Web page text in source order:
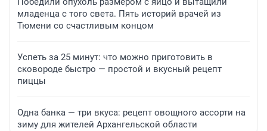
младенца с того света. Пять историй врачей из
Тюмени со счастливым концом
Успеть за 25 минут: что можно приготовить в
сковороде быстро — простой и вкусный рецепт
пиццы
Одна банка — три вкуса: рецепт овощного ассорти на
зиму для жителей Архангельской области